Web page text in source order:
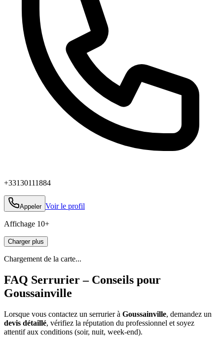
+33130111884
Appeler Voir le profil
Affichage 10+
Charger plus
Chargement de la carte...
FAQ Serrurier – Conseils pour
Goussainville
Lorsque vous contactez un serrurier à Goussainville, demandez un
devis détaillé, vérifiez la réputation du professionnel et soyez
attentif aux conditions (soir, nuit, week‑end).